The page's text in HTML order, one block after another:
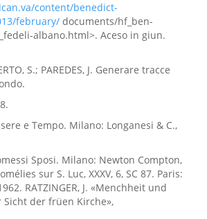
content/benedict-
february/ documents/hf_ben-
albano.html>. Aceso in giun.
S.; PAREDES, J. Generare tracce
e Tempo. Milano: Longanesi & C.,
Sposi. Milano: Newton Compton,
sur S. Luc, XXXV, 6, SC 87. Paris:
RATZINGER, J. «Menchheit und
der früen Kirche»,